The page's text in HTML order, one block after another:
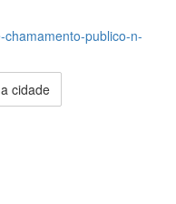
chamamento-publico-n-
cidade